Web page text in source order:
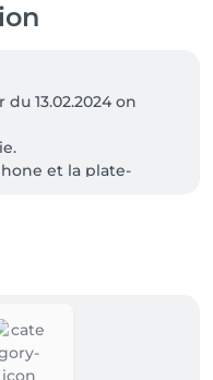
13.02.2024 on
et la plate-
notre nouveau
MD Hairstylist